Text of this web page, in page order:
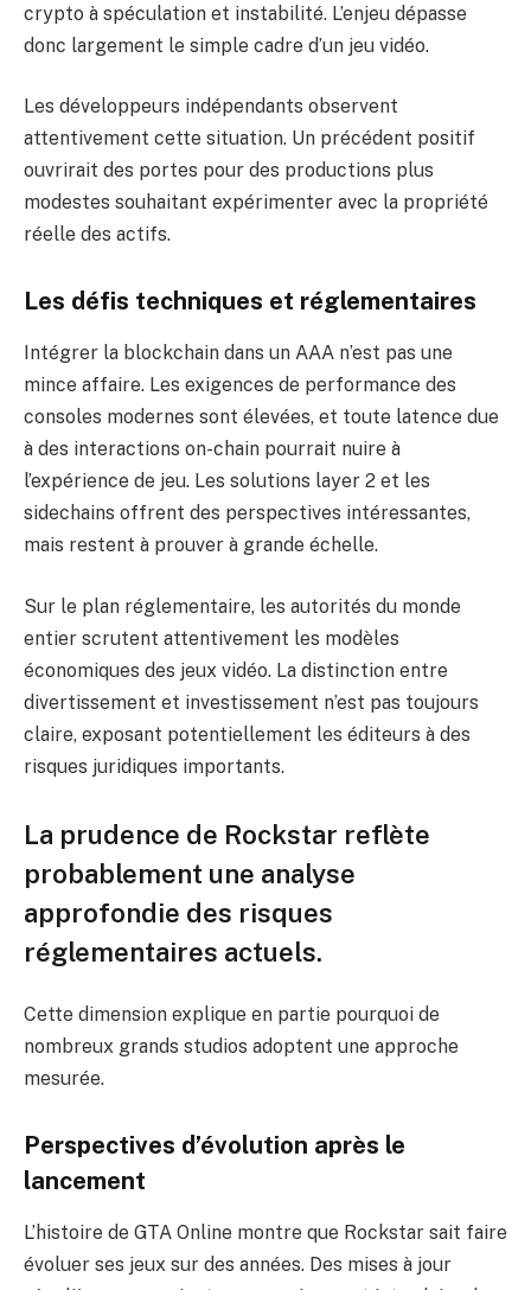
crypto à spéculation et instabilité. L’enjeu dépasse
donc largement le simple cadre d’un jeu vidéo.
Les développeurs indépendants observent
attentivement cette situation. Un précédent positif
ouvrirait des portes pour des productions plus
modestes souhaitant expérimenter avec la propriété
réelle des actifs.
Les défis techniques et réglementaires
Intégrer la blockchain dans un AAA n’est pas une
mince affaire. Les exigences de performance des
consoles modernes sont élevées, et toute latence due
à des interactions on-chain pourrait nuire à
l’expérience de jeu. Les solutions layer 2 et les
sidechains offrent des perspectives intéressantes,
mais restent à prouver à grande échelle.
Sur le plan réglementaire, les autorités du monde
entier scrutent attentivement les modèles
économiques des jeux vidéo. La distinction entre
divertissement et investissement n’est pas toujours
claire, exposant potentiellement les éditeurs à des
risques juridiques importants.
La prudence de Rockstar reflète
probablement une analyse
approfondie des risques
réglementaires actuels.
Cette dimension explique en partie pourquoi de
nombreux grands studios adoptent une approche
mesurée.
Perspectives d’évolution après le
lancement
L’histoire de GTA Online montre que Rockstar sait faire
évoluer ses jeux sur des années. Des mises à jour